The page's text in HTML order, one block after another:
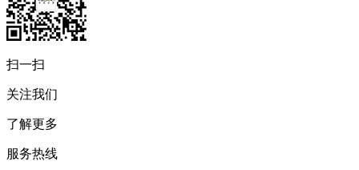
扫一扫
关注我们
了解更多
服务热线